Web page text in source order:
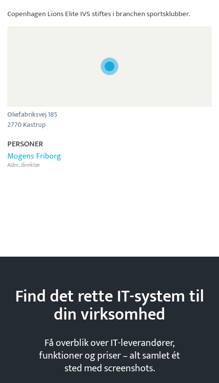
Copenhagen Lions Elite IVSstiftes i branchen sportsklubber.
Oliefabriksvej 185
2770 Kastrup
PERSONER
Mogens Friborg
Adm. direktør
Find det rette IT-system til
dinvirksomhed
Få overblik over IT-leverandører,
funktioner og priser – alt samlet ét
sted med screenshots.